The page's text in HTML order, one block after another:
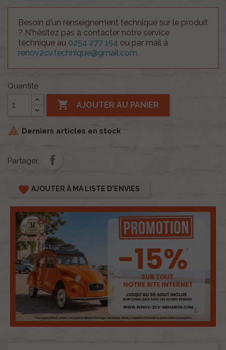
Besoin d'un renseignement technique sur le produit
? N'hésitez pas à contacter notre service
technique au 0254 277 154 ou par mail à
renov2cv.technique@gmail.com.
Quantité
 AJOUTER AU PANIER
 Derniers articles en stock
Partager
favorite AJOUTER À MA LISTE D'ENVIES